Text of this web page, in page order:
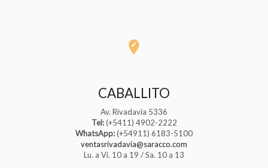
CABALLITO
Av. Rivadavia 5336
Tel:(+5411) 4902-2222
WhatsApp:(+54911) 6183-5100
ventasrivadavia@saracco.com
Lu. a Vi. 10 a 19 / Sa. 10 a 13